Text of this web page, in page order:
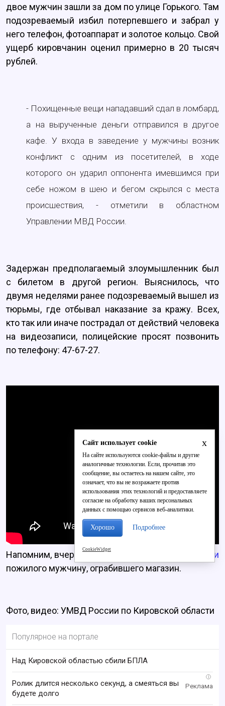
двое мужчин зашли за дом по улице Горького. Там
подозреваемый избил потерпевшего и забрал у
него телефон, фотоаппарат и золотое кольцо. Свой
ущерб кировчанин оценил примерно в 20 тысяч
рублей.
- Похищенные вещи нападавший сдал в ломбард,
а на вырученные деньги отправился в другое
кафе. У входа в заведение у мужчины возник
конфликт с одним из посетителей, в ходе
которого он ударил оппонента имевшимся при
себе ножом в шею и бегом скрылся с места
происшествия, - отметили в областном
Управлении МВД России.
Задержан предполагаемый злоумышленник был
с билетом в другой регион. Выяснилось, что
двумя неделями ранее подозреваемый вышел из
тюрьмы, где отбывал наказание за кражу. Всех,
кто так или иначе пострадал от действий человека
на видеозаписи, полицейские просят позвонить
по телефону: 47-67-27.
Напомним, вчера в Кировской области
задержали
пожилого мужчину, ограбившего магазин.
Фото, видео: УМВД России по Кировской области
Популярное на портале
Над Кировской областью сбили БПЛА
i
Ролик длится несколько секунд, а смеяться вы
будете долго
x
Сайт использует cookie
На сайте используются cookie-файлы и другие
аналогичные технологии. Если, прочитав это
сообщение, вы остаетесь на нашем сайте, это
означает, что вы не возражаете против
использования этих технологий и предоставляете
согласие на обработку ваших персональных
данных с помощью сервисов веб-аналитики.
Хорошо Подробнее
CookieWidget